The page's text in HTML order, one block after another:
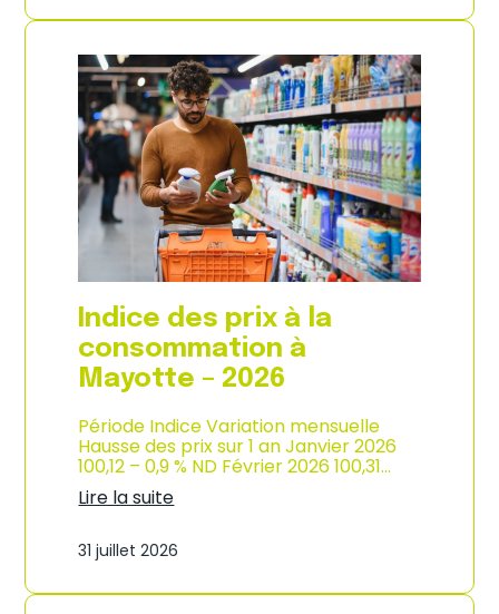
r
t
a
t
i
o
n
d
e
l
’
i
n
d
u
s
t
r
i
–
2
0
6
i
e
d
e
s
r
i
x
à
l
a
c
o
n
s
o
m
a
t
i
n
n
M
Indice des prix à la
consommation à
Mayotte – 2026
Période Indice Variation mensuelle
Hausse des prix sur 1 an Janvier 2026
100,12 – 0,9 % ND Février 2026 100,31…
Lire la suite
n
i
31 juillet 2026